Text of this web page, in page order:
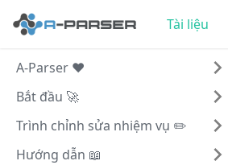
Tài liệu
A-Parser ❤️
Bắt đầu 🚀
Trình chỉnh sửa nhiệm vụ ✏️
Hướng dẫn 📖